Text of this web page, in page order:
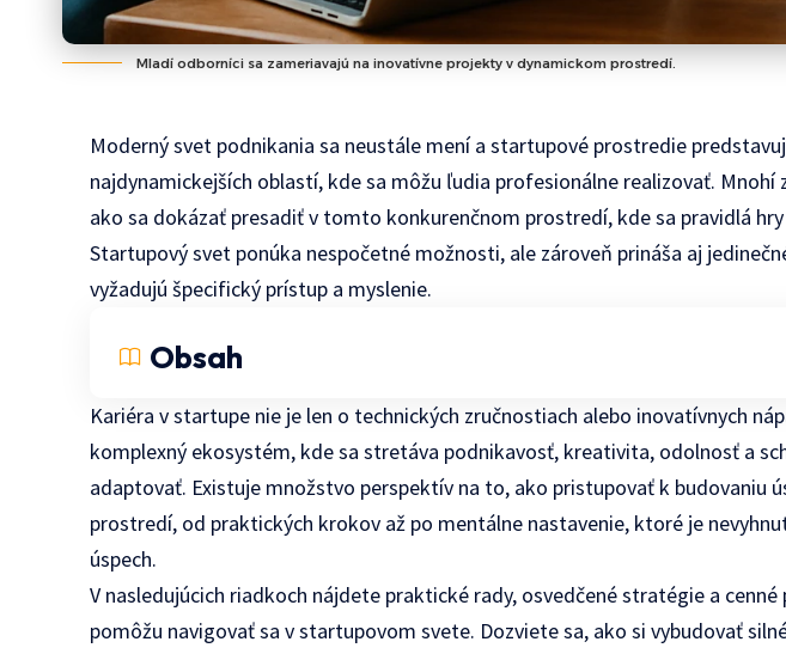
Mladí odborníci sa zameriavajú na inovatívne projekty v dynamickom prostredí.
Moderný svet podnikania sa neustále mení a startupové prostredie
najdynamickejších oblastí, kde sa môžu ľudia profesionálne realizovať. Mnohí
ako sa dokázať presadiť v tomto konkurenčnom prostredí, kde sa pravidlá
Startupový svet ponúka nespočetné možnosti, ale zároveň prináša aj
vyžadujú špecifický prístup a myslenie.
Obsah
Kariéra v startupe nie je len o technických zručnostiach alebo inovatívnych
komplexný ekosystém, kde sa stretáva podnikavosť, kreativita, odolnosť a
adaptovať. Existuje množstvo perspektív na to, ako pristupovať k budovaniu
prostredí, od praktických krokov až po mentálne nastavenie, ktoré je
úspech.
V nasledujúcich riadkoch nájdete praktické rady, osvedčené stratégie a
pomôžu navigovať sa v startupovom svete. Dozviete sa, ako si vybudovať